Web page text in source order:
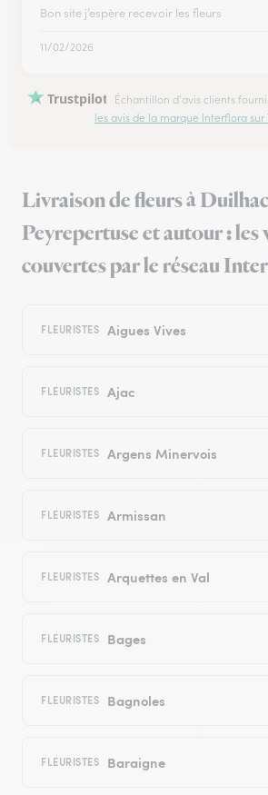
Bon site j’espère recevoir les fleurs
11/02/2026
Trustpilot Échantillon d'avis clients
les avis de la marque Interflora sur
Livraison de fleurs à
Peyrepertuse et autour : les
couvertes par le réseau
FLEURISTES Aigues Vives
FLEURISTES Ajac
FLEURISTES Argens Minervois
FLEURISTES Armissan
FLEURISTES Arquettes en Val
FLEURISTES Bages
FLEURISTES Bagnoles
FLEURISTES Baraigne